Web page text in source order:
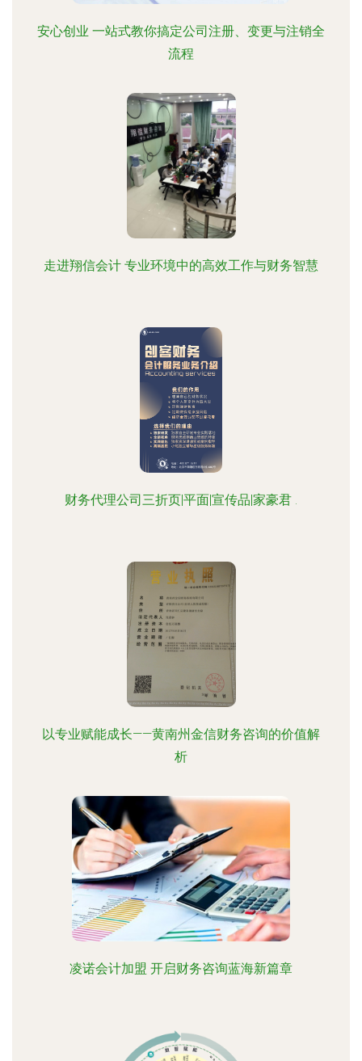
安心创业 一站式教你搞定公司注册、变更与注销全
流程
走进翔信会计 专业环境中的高效工作与财务智慧
财务代理公司三折页|平面|宣传品|家豪君 .
以专业赋能成长——黄南州金信财务咨询的价值解
析
凌诺会计加盟 开启财务咨询蓝海新篇章